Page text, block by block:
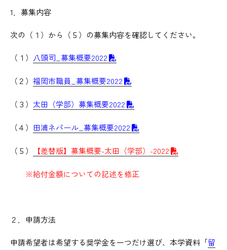
1．募集内容
次の（１）から（５）の募集内容を確認してください。
（１） 八頭司_募集概要2022
（２） 福岡市職員_募集概要2022
（３） 太田（学部）募集概要2022
（４） 田浦ネパール_募集概要2022
（５） 【差替版】募集概要-太田（学部）-2022
※給付金額についての記述を修正
２．申請方法
申請希望者は希望する奨学金を一つだけ選び、本学資料「留